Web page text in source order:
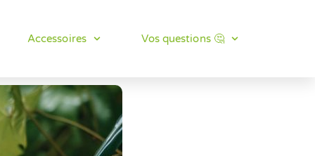
Accessoires Vos questions 🤔